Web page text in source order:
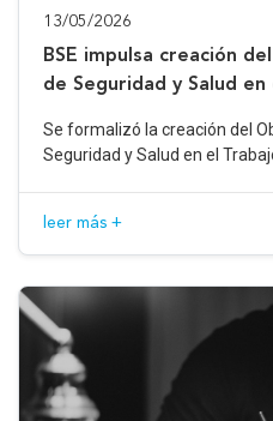
13/05/2026
BSE impulsa creación
de Seguridad y Salud
Se formalizó la creación del
Seguridad y Salud en el
leer más +